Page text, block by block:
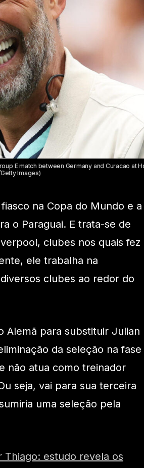
E match between Germany and Curacao at
Images)
na Copa do Mundo e a
o Paraguai. E trata-se de
clubes nos quais fez
ele trabalha na
clubes ao redor do
Alemã para substituir Julian
da seleção na fase
não atua como treinador
seja, vai para sua terceira
uma seleção pela
estudo revela os